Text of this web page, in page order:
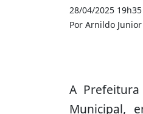
28/04/2025 19h35
Por Arnildo Junior
A
Municipal,